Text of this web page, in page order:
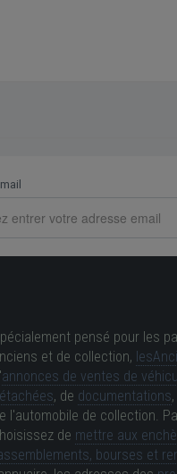
pensé pour les
et de collection,
annonces de ventes de
, de documentations
l'automobile de collection.
de mettre aux
bourses et